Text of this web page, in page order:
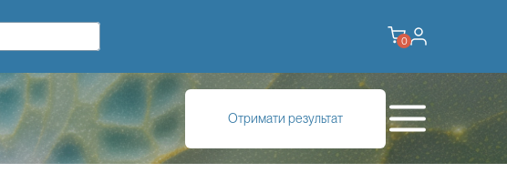
0
Отримати результат